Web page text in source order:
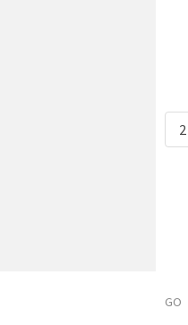
2
GO